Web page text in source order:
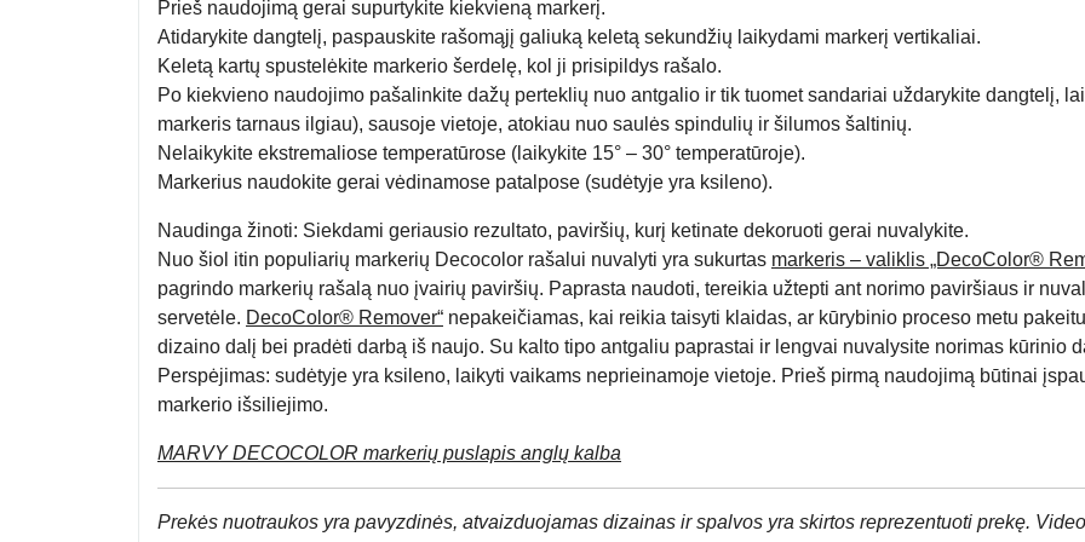
Prieš naudojimą gerai supurtykite kiekvieną markerį.
Atidarykite dangtelį, paspauskite rašomąjį galiuką keletą sekundžių laikydami markerį vertikaliai.
Keletą kartų spustelėkite markerio šerdelę, kol ji prisipildys rašalo.
Po kiekvieno naudojimo pašalinkite dažų perteklių nuo antgalio ir tik tuomet sandariai uždarykite dangtelį,
markeris tarnaus ilgiau), sausoje vietoje, atokiau nuo saulės spindulių ir šilumos šaltinių.
Nelaikykite ekstremaliose temperatūrose (laikykite 15° – 30° temperatūroje).
Markerius naudokite gerai vėdinamose patalpose (sudėtyje yra ksileno).
Naudinga žinoti: Siekdami geriausio rezultato, paviršių, kurį ketinate dekoruoti gerai nuvalykite.
Nuo šiol itin populiarių markerių Decocolor rašalui nuvalyti yra sukurtas markeris – valiklis „DecoColor®
pagrindo markerių rašalą nuo įvairių paviršių. Paprasta naudoti, tereikia užtepti ant norimo paviršiaus ir
servetėle. DecoColor® Remover“ nepakeičiamas, kai reikia taisyti klaidas, ar kūrybinio proceso metu
dizaino dalį bei pradėti darbą iš naujo. Su kalto tipo antgaliu paprastai ir lengvai nuvalysite norimas kūrinio
Perspėjimas: sudėtyje yra ksileno, laikyti vaikams neprieinamoje vietoje. Prieš pirmą naudojimą būtinai
markerio išsiliejimo.
MARVY DECOCOLOR markerių puslapis anglų kalba
Prekės nuotraukos yra pavyzdinės, atvaizduojamas dizainas ir spalvos yra skirtos reprezentuoti prekę.